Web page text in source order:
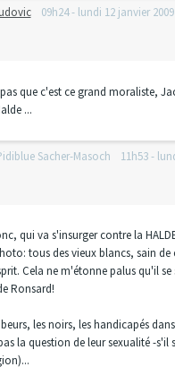
09h24- lundi 12 janvier 2009
que c'est ce grand moraliste,
...
Sacher-Masoch 11h53-
qui va s'insurger contre la
tous des vieux blancs, sain
Cela ne m'étonne palus qu'il
Ronsard!
les noirs, les handicapés
la question de leur sexualité -s'il